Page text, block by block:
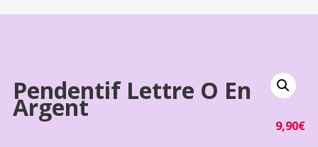
Pendentif Lettre O En
Argent
9,90€